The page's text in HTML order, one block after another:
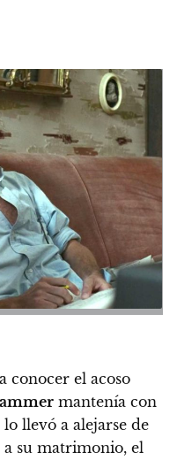
conocer el acoso
mantenía con
llevó a alejarse de
su matrimonio, el